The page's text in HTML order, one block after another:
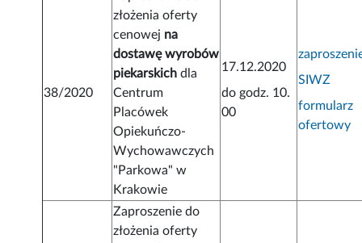
38/2020
złożenia oferty
cenowej na
dostawę wyrobów
piekarskichdla
Centrum
Placówek
Opiekuńczo-
Wychowawczych
"Parkowa" w
Krakowie
17.12.2020
do godz. 10.
00
SIWZ
formularz
ofertowy
Zaproszenie do
złożenia oferty